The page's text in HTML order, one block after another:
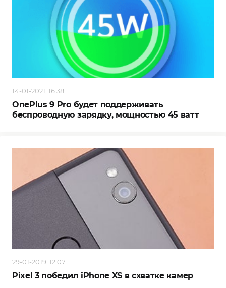
14-01-2021, 16:38
OnePlus 9 Pro будет поддерживать
беспроводную зарядку, мощностью 45 ватт
29-01-2019, 12:07
Pixel 3 победил iPhone XS в схватке камер